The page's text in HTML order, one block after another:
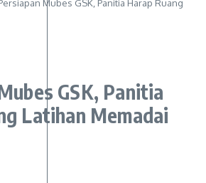
Mubes GSK, Panitia Harap Ruang
GSK, Panitia
Latihan Memadai